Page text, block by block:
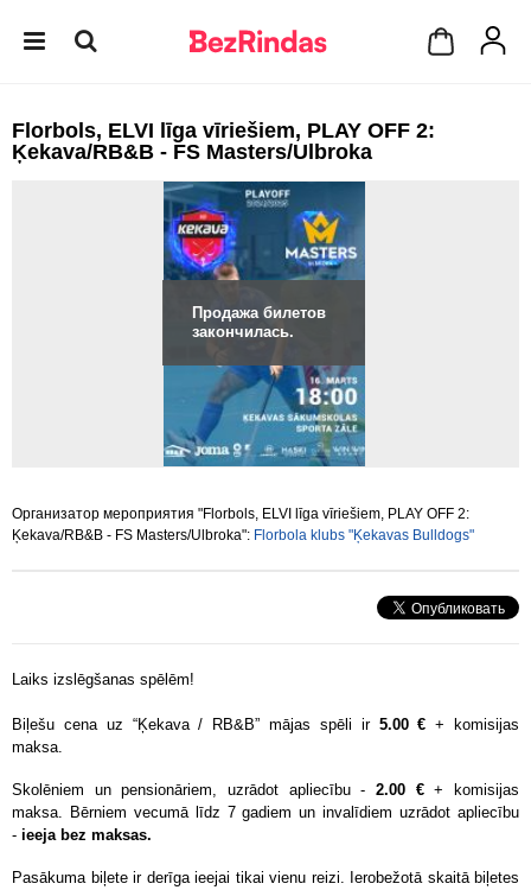
Florbols, ELVI līga vīriešiem, PLAY OFF 2:
Ķekava/RB&B - FS Masters/Ulbroka
Продажа билетов
закончилась.
Организатор мероприятия "Florbols, ELVI līga vīriešiem, PLAY OFF 2:
Ķekava/RB&B - FS Masters/Ulbroka": Florbola klubs "Ķekavas Bulldogs"
Laiks izslēgšanas spēlēm!
Biļešu cena uz “Ķekava / RB&B” mājas spēli ir 5.00 € + komisijas
maksa.
Skolēniem un pensionāriem, uzrādot apliecību - 2.00 €+ komisijas
maksa. Bērniem vecumā līdz 7 gadiem un invalīdiem uzrādot apliecību
- ieeja bez maksas.
Pasākuma biļete ir derīga ieejai tikai vienu reizi. Ierobežotā skaitā biļetes